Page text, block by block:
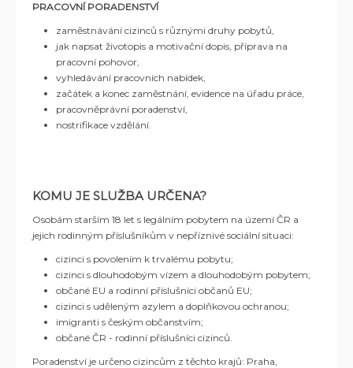
PRACOVNÍ PORADENSTVÍ
zaměstnávání cizinců s různými druhy pobytů,
jak napsat životopis a motivační dopis, příprava na
pracovní pohovor,
vyhledávání pracovních nabídek,
začátek a konec zaměstnání, evidence na úřadu práce,
pracovněprávní poradenství,
nostrifikace vzdělání.
KOMU JE SLUŽBA URČENA?
Osobám starším 18 let s legálním pobytem na území ČR a
jejich rodinným příslušníkům v nepříznivé sociální situaci:
cizinci s povolením k trvalému pobytu;
cizinci s dlouhodobým vízem a dlouhodobým pobytem;
občané EU a rodinní příslušníci občanů EU;
cizinci s uděleným azylem a doplňkovou ochranou;
imigranti s českým občanstvím;
občané ČR - rodinní příslušníci cizinců.
Poradenství je určeno cizincům z těchto krajů: Praha,